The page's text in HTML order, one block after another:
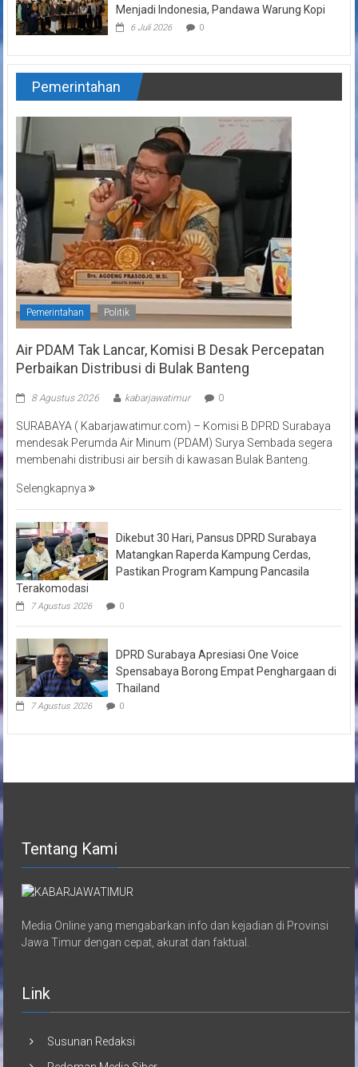
Menjadi Indonesia, Pandawa Warung Kopi
6 Juli 2026 0
Pemerintahan
Pemerintahan Politik
Air PDAM Tak Lancar, Komisi B Desak Percepatan
Perbaikan Distribusi di Bulak Banteng
8 Agustus 2026 kabarjawatimur 0
SURABAYA ( Kabarjawatimur.com) – Komisi B DPRD Surabaya
mendesak Perumda Air Minum (PDAM) Surya Sembada segera
membenahi distribusi air bersih di kawasan Bulak Banteng.
Selengkapnya
Dikebut 30 Hari, Pansus DPRD Surabaya
Matangkan Raperda Kampung Cerdas,
Pastikan Program Kampung Pancasila
Terakomodasi
7 Agustus 2026 0
DPRD Surabaya Apresiasi One Voice
Spensabaya Borong Empat Penghargaan di
Thailand
7 Agustus 2026 0
Tentang Kami
Media Online yang mengabarkan info dan kejadian di Provinsi
Jawa Timur dengan cepat, akurat dan faktual.
Link
Susunan Redaksi